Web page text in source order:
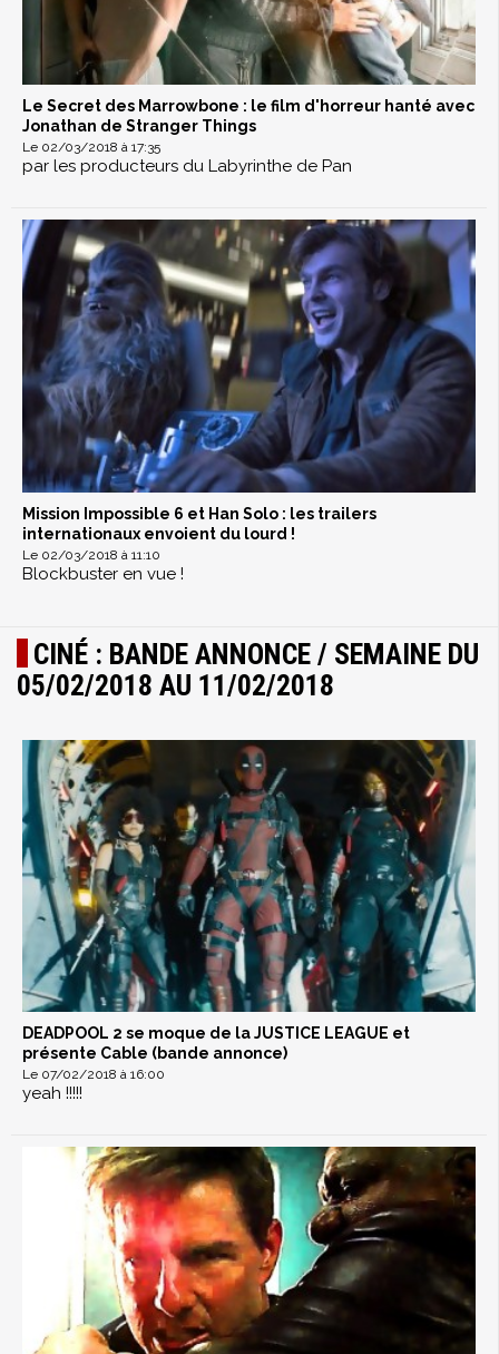
Le Secret des Marrowbone : le film d'horreur hanté avec
Jonathan de Stranger Things
Le 02/03/2018 à 17:35
par les producteurs du Labyrinthe de Pan
Mission Impossible 6 et Han Solo : les trailers
internationaux envoient du lourd !
Le 02/03/2018 à 11:10
Blockbuster en vue !
CINÉ : BANDE ANNONCE / SEMAINE DU
05/02/2018 AU 11/02/2018
DEADPOOL 2 se moque de la JUSTICE LEAGUE et
présente Cable (bande annonce)
Le 07/02/2018 à 16:00
yeah !!!!!